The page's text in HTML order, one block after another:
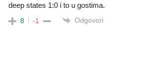
deep states 1:0 i to u gostima.
8 -1 Odgovori